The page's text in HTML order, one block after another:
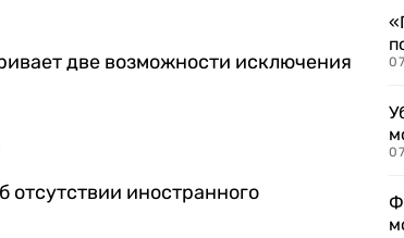
две возможности исключения
отсутствии иностранного